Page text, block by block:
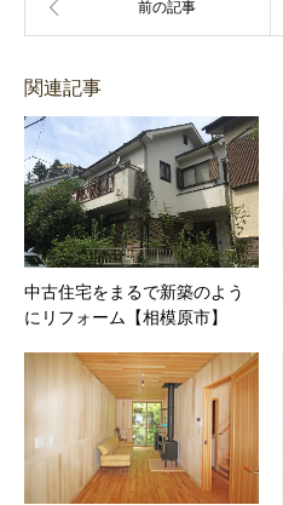
関連記事
中古住宅をまるで新築のよう
にリフォーム【相模原市】